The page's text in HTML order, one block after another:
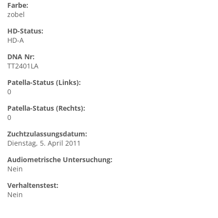
Farbe:
zobel
HD-Status:
HD-A
DNA Nr:
TT2401LA
Patella-Status (Links):
0
Patella-Status (Rechts):
0
Zuchtzulassungsdatum:
Dienstag, 5. April 2011
Audiometrische Untersuchung:
Nein
Verhaltenstest:
Nein